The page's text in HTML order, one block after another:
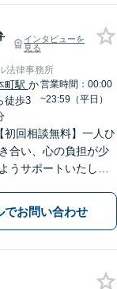
インタビューを
見る
法律事務所
町駅 か
徒歩3
営業時間：00:00
~23:59（平日）
初回相談無料】一人ひ
合い、心の負担が少
うサポートいたしま
えた支えを大切にし
の気持ちにしっかり
でお問い合わせ